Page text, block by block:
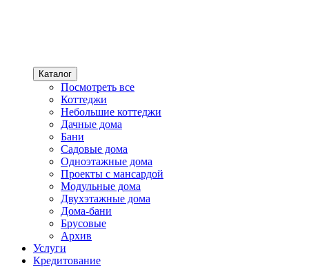
Каталог
Посмотреть все
Коттеджи
Небольшие коттеджи
Дачные дома
Бани
Садовые дома
Одноэтажные дома
Проекты с мансардой
Модульные дома
Двухэтажные дома
Дома-бани
Брусовые
Архив
Услуги
Кредитование